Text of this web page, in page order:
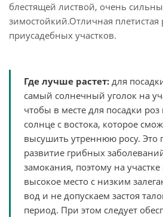
блестящей листвой, очень
зимостойкий.Отличная
приусадебных участков.
Где лучше растет: для
самый солнечный уголок на
чтобы в месте для посадки
солнце с востока, которое
высушить утреннюю росу. Это
развитие грибных
замокания, поэтому на
высокое место с низким
вод и не допускаем застоя
период. При этом следует